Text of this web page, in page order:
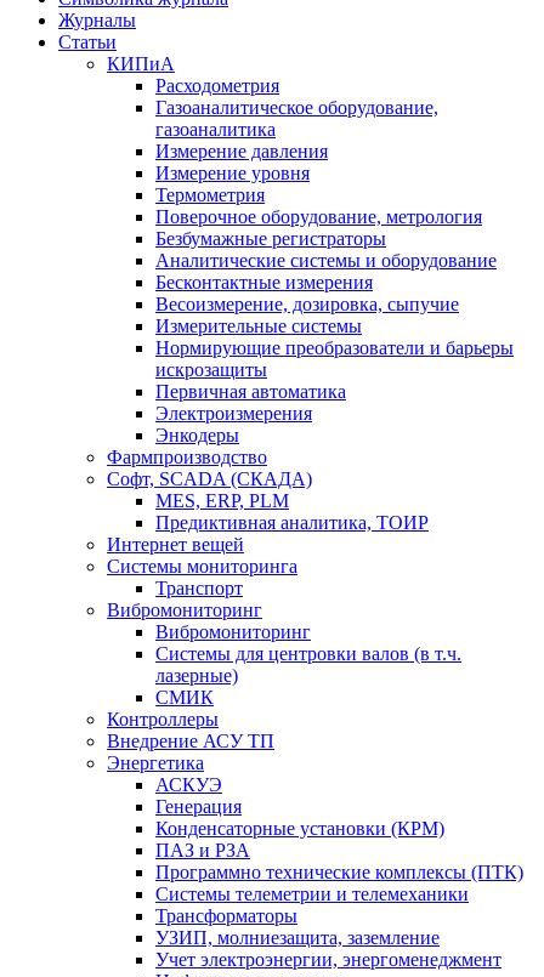
Журналы
Статьи
КИПиА
Расходометрия
Газоаналитическое оборудование,
газоаналитика
Измерение давления
Измерение уровня
Термометрия
Поверочное оборудование, метрология
Безбумажные регистраторы
Аналитические системы и оборудование
Бесконтактные измерения
Весоизмерение, дозировка, сыпучие
Измерительные системы
Нормирующие преобразователи и барьеры
искрозащиты
Первичная автоматика
Электроизмерения
Энкодеры
Фармпроизводство
Софт, SCADA (СКАДА)
MES, ERP, PLM
Предиктивная аналитика, ТОИР
Интернет вещей
Системы мониторинга
Транспорт
Вибромониторинг
Вибромониторинг
Системы для центровки валов (в т.ч.
лазерные)
СМИК
Контроллеры
Внедрение АСУ ТП
Энергетика
АСКУЭ
Генерация
Конденсаторные установки (КРМ)
ПАЗ и РЗА
Программно технические комплексы (ПТК)
Системы телеметрии и телемеханики
Трансформаторы
УЗИП, молниезащита, заземление
Учет электроэнергии, энергоменеджмент